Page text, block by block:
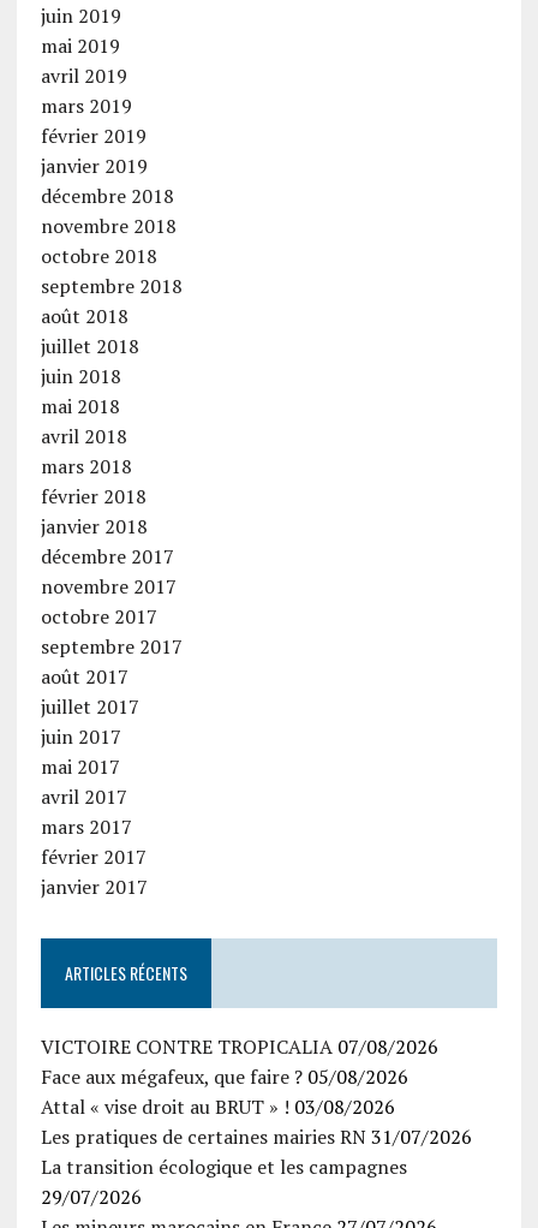
juin 2019
mai 2019
avril 2019
mars 2019
février 2019
janvier 2019
décembre 2018
novembre 2018
octobre 2018
septembre 2018
août 2018
juillet 2018
juin 2018
mai 2018
avril 2018
mars 2018
février 2018
janvier 2018
décembre 2017
novembre 2017
octobre 2017
septembre 2017
août 2017
juillet 2017
juin 2017
mai 2017
avril 2017
mars 2017
février 2017
janvier 2017
ARTICLES RÉCENTS
VICTOIRE CONTRE TROPICALIA 07/08/2026
Face aux mégafeux, que faire ? 05/08/2026
Attal « vise droit au BRUT » ! 03/08/2026
Les pratiques de certaines mairies RN 31/07/2026
La transition écologique et les campagnes
29/07/2026